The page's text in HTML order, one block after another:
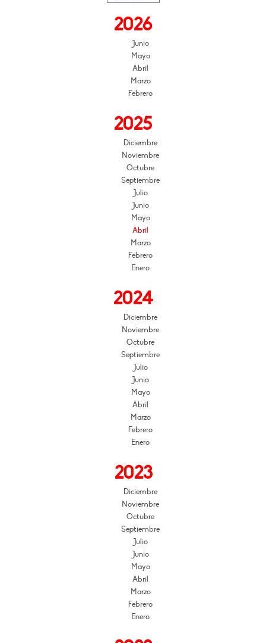
2026
Junio
Mayo
Abril
Marzo
Febrero
2025
Diciembre
Noviembre
Octubre
Septiembre
Julio
Junio
Mayo
Abril
Marzo
Febrero
Enero
2024
Diciembre
Noviembre
Octubre
Septiembre
Julio
Junio
Mayo
Abril
Marzo
Febrero
Enero
2023
Diciembre
Noviembre
Octubre
Septiembre
Julio
Junio
Mayo
Abril
Marzo
Febrero
Enero